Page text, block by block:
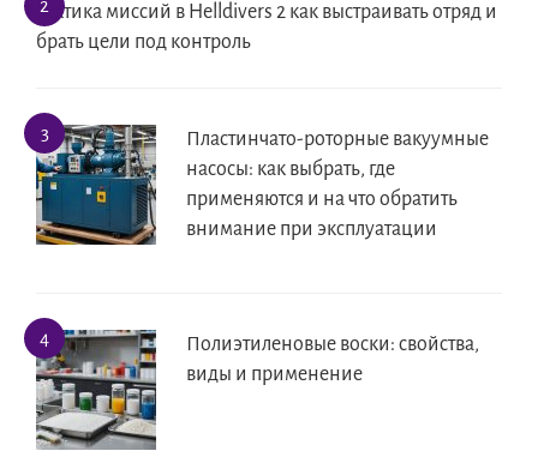
Тактика миссий в Helldivers 2 как выстраивать отряд и
брать цели под контроль
Пластинчато-роторные вакуумные
насосы: как выбрать, где
применяются и на что обратить
внимание при эксплуатации
Полиэтиленовые воски: свойства,
виды и применение